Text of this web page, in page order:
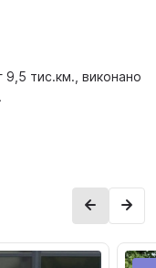
9,5 тис.км., виконано